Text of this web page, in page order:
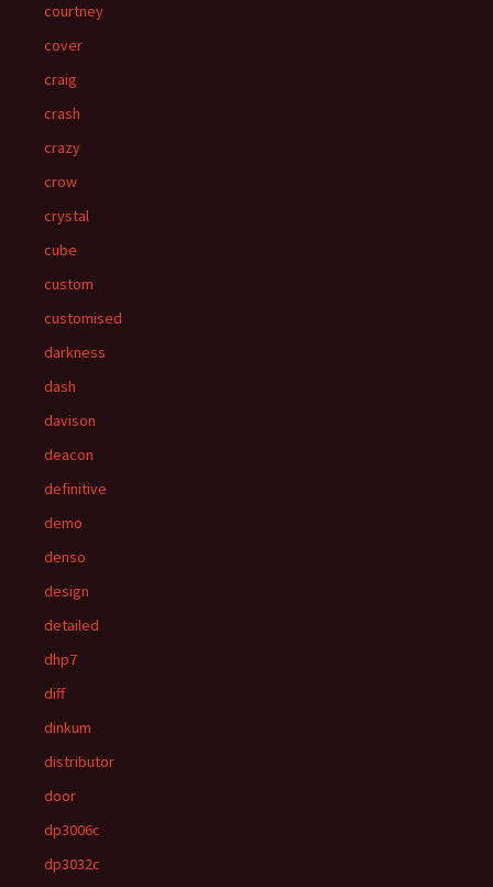
courtney
cover
craig
crash
crazy
crow
crystal
cube
custom
customised
darkness
dash
davison
deacon
definitive
demo
denso
design
detailed
dhp7
diff
dinkum
distributor
door
dp3006c
dp3032c